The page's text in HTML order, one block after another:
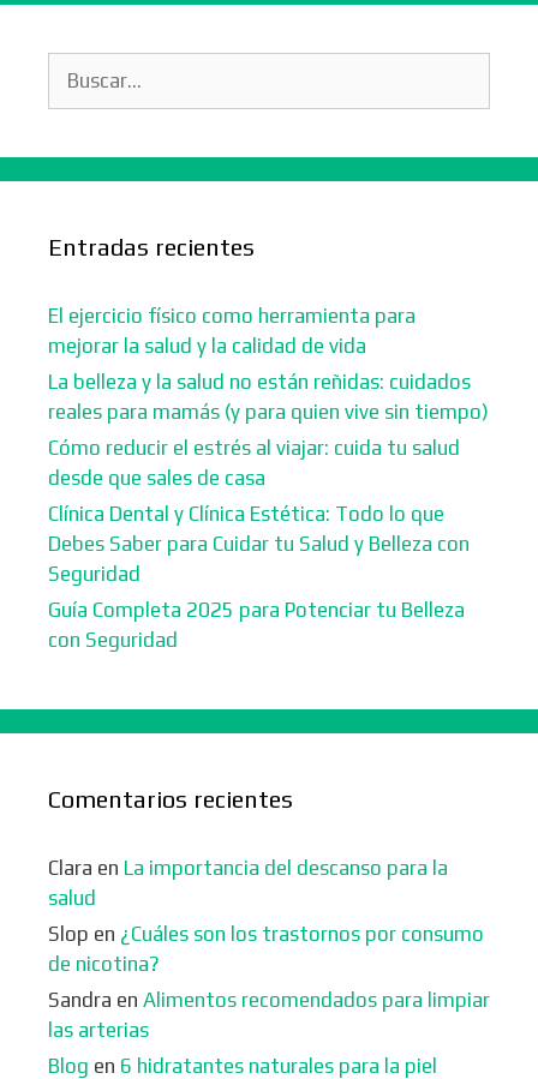
Entradas recientes
El ejercicio físico como herramienta para
mejorar la salud y la calidad de vida
La belleza y la salud no están reñidas: cuidados
reales para mamás (y para quien vive sin tiempo)
Cómo reducir el estrés al viajar: cuida tu salud
desde que sales de casa
Clínica Dental y Clínica Estética: Todo lo que
Debes Saber para Cuidar tu Salud y Belleza con
Seguridad
Guía Completa 2025 para Potenciar tu Belleza
con Seguridad
Comentarios recientes
Clara en La importancia del descanso para la
salud
Slop en ¿Cuáles son los trastornos por consumo
de nicotina?
Sandra en Alimentos recomendados para limpiar
las arterias
Blog en 6 hidratantes naturales para la piel